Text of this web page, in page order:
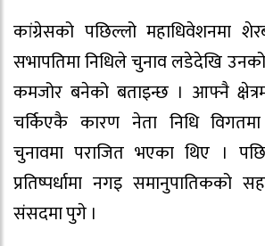
कांग्रेसको पछिल्लो महाधिवेशनमा
सभापतिमा निधिले चुनाव लडेदेखि उनको
कमजोर बनेको बताइन्छ । आफ्नै
चर्किएकै कारण नेता निधि विगतमा
चुनावमा पराजित भएका थिए ।
प्रतिष्पर्धामा नगइ समानुपातिकको
संसदमा पुगे ।